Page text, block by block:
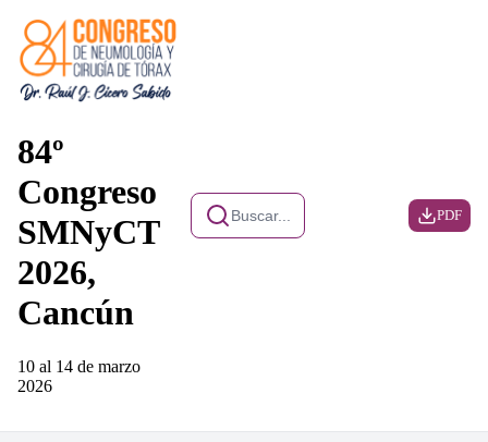
84º
Congreso
SMNyCT
2026,
Cancún
10 al 14 de marzo
2026
Buscar... PDF